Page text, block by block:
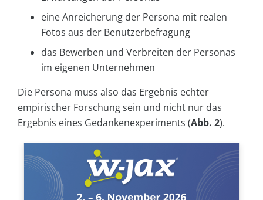
eine Anreicherung der Persona mit realen
Fotos aus der Benutzerbefragung
das Bewerben und Verbreiten der Personas
im eigenen Unternehmen
Die Persona muss also das Ergebnis echter
empirischer Forschung sein und nicht nur das
Ergebnis eines Gedankenexperiments (Abb. 2).